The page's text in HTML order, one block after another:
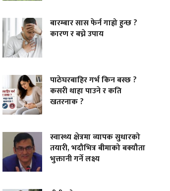
बारम्बार सास फेर्न गाह्रो हुन्छ ?
कारण र बच्ने उपाय
पाठेघरबाहिर गर्भ किन बस्छ ?
कसरी थाहा पाउने र कति
खतरनाक ?
स्वास्थ्य क्षेत्रमा व्यापक सुधारको
तयारी, भदौभित्र बीमाको बक्यौता
भुक्तानी गर्ने लक्ष्य